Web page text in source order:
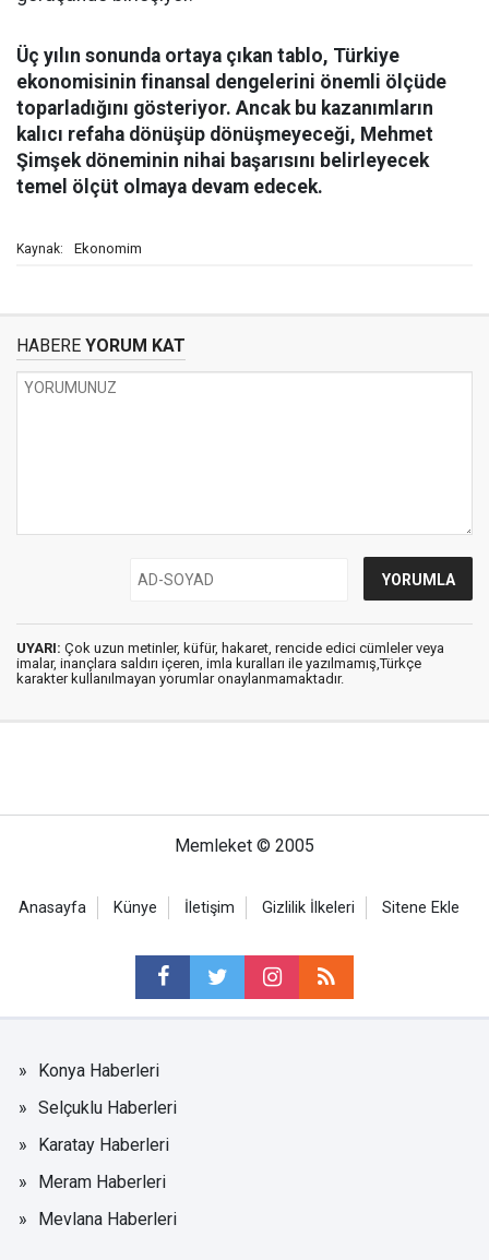
Üç yılın sonunda ortaya çıkan tablo, Türkiye
ekonomisinin finansal dengelerini önemli ölçüde
toparladığını gösteriyor. Ancak bu kazanımların
kalıcı refaha dönüşüp dönüşmeyeceği, Mehmet
Şimşek döneminin nihai başarısını belirleyecek
temel ölçüt olmaya devam edecek.
Kaynak: Ekonomim
HABERE YORUM KAT
UYARI: Çok uzun metinler, küfür, hakaret, rencide edici cümleler veya
imalar, inançlara saldırı içeren, imla kuralları ile yazılmamış,Türkçe
karakter kullanılmayan yorumlar onaylanmamaktadır.
Memleket © 2005
Anasayfa Künye İletişim Gizlilik İlkeleri Sitene Ekle
Konya Haberleri
Selçuklu Haberleri
Karatay Haberleri
Meram Haberleri
Mevlana Haberleri